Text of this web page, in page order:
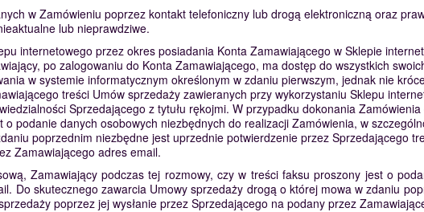
w Zamówieniu poprzez kontakt telefoniczny lub drogą elektroniczną oraz
lub nieprawdziwe.
internetowego przez okres posiadania Konta Zamawiającego w Sklepie
po zalogowaniu do Konta Zamawiającego, ma dostęp do wszystkich
w systemie informatycznym określonym w zdaniu pierwszym, jednak nie
treści Umów sprzedaży zawieranych przy wykorzystaniu Sklepu
Sprzedającego z tytułu rękojmi. W przypadku dokonania
podanie danych osobowych niezbędnych do realizacji Zamówienia, w
poprzednim niezbędne jest uprzednie potwierdzenie przez Sprzedającego
Zamawiającego adres email.
Zamawiający podczas tej rozmowy, czy w treści faksu proszony jest o
Do skutecznego zawarcia Umowy sprzedaży drogą o której mowa w zdaniu
poprzez jej wysłanie przez Sprzedającego na podany przez